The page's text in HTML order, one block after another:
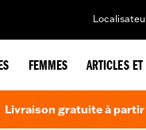
FEMMES ARTICLES ET
Livraison gratuite à